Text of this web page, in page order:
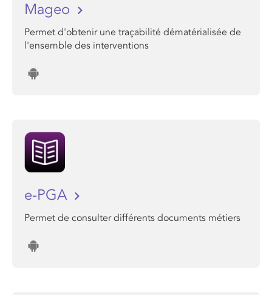
Mageo
Permet d'obtenir une traçabilité dématérialisée de
l'ensemble des interventions
e-PGA
Permet de consulter différents documents métiers